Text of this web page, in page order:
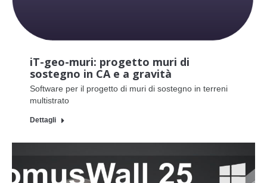
iT-geo-muri: progetto muri di
sostegno in CA e a gravità
Software per il progetto di muri di sostegno in terreni
multistrato
Dettagli